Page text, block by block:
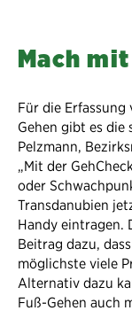
Mach
Für die
Gehen gibt es die
Pelzmann,
„Mit der
oder
Transdanubien
Handy eintragen.
Beitrag dazu,
möglichste viele
Alternativ dazu
Fuß-Gehen auch